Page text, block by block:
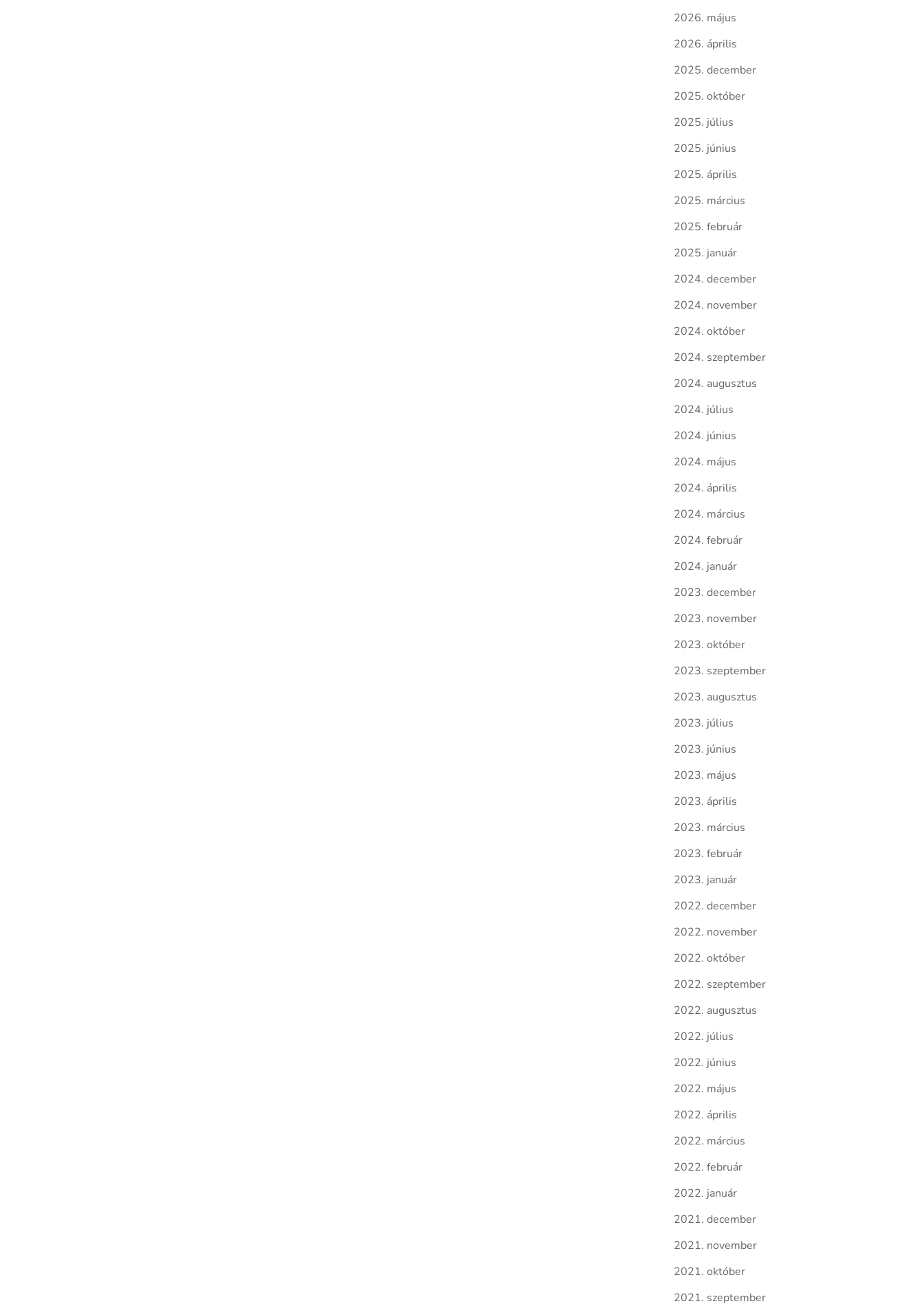
2026. május
2026. április
2025. december
2025. október
2025. július
2025. június
2025. április
2025. március
2025. február
2025. január
2024. december
2024. november
2024. október
2024. szeptember
2024. augusztus
2024. július
2024. június
2024. május
2024. április
2024. március
2024. február
2024. január
2023. december
2023. november
2023. október
2023. szeptember
2023. augusztus
2023. július
2023. június
2023. május
2023. április
2023. március
2023. február
2023. január
2022. december
2022. november
2022. október
2022. szeptember
2022. augusztus
2022. július
2022. június
2022. május
2022. április
2022. március
2022. február
2022. január
2021. december
2021. november
2021. október
2021. szeptember